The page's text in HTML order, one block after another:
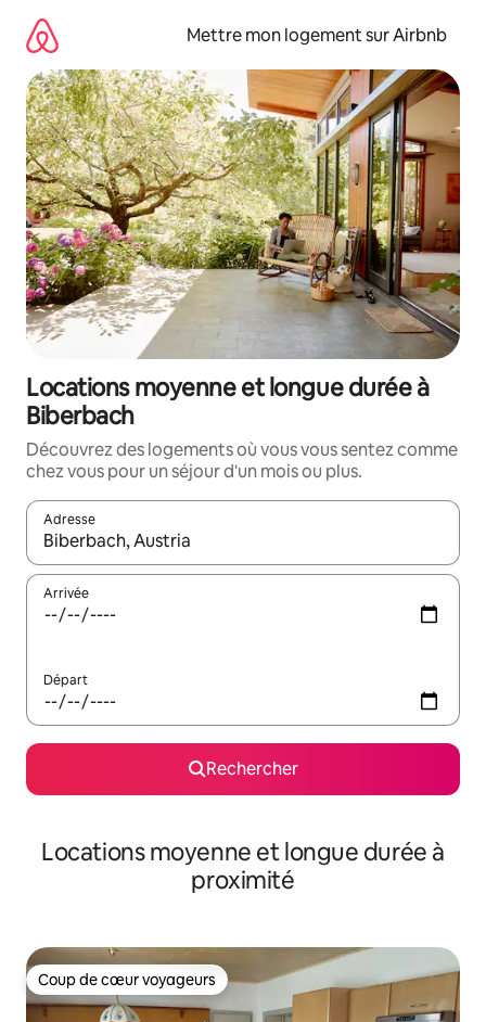
directement
contenu
Mettre mon logement sur Airbnb
Locations moyenne et longue durée à
Biberbach
Découvrez des logements où vous vous sentez comme
chez vous pour un séjour d'un mois ou plus.
Adresse
Lorsque les résultats s'affichent, utilisez les flèches vers le
Arrivée
Départ
Rechercher
Locations moyenne et longue durée à
proximité
Coup de cœur voyageurs
Coup de cœur voyageurs